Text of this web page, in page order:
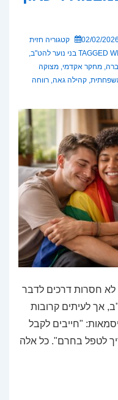
02/02/2026 קטגוריה חזית
TAGGED בני נוער להט"ב,
, מחקר אקדמי, מצוקה
, קהילה גאה, רווחה
לא חסרות דרכים לדבר
אך לעיתים קרובות
"חייבים לקבל
לטפל בחרם". כל אלה